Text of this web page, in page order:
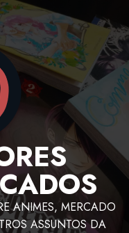
ANIMES, MERCADO
ASSUNTOS DA